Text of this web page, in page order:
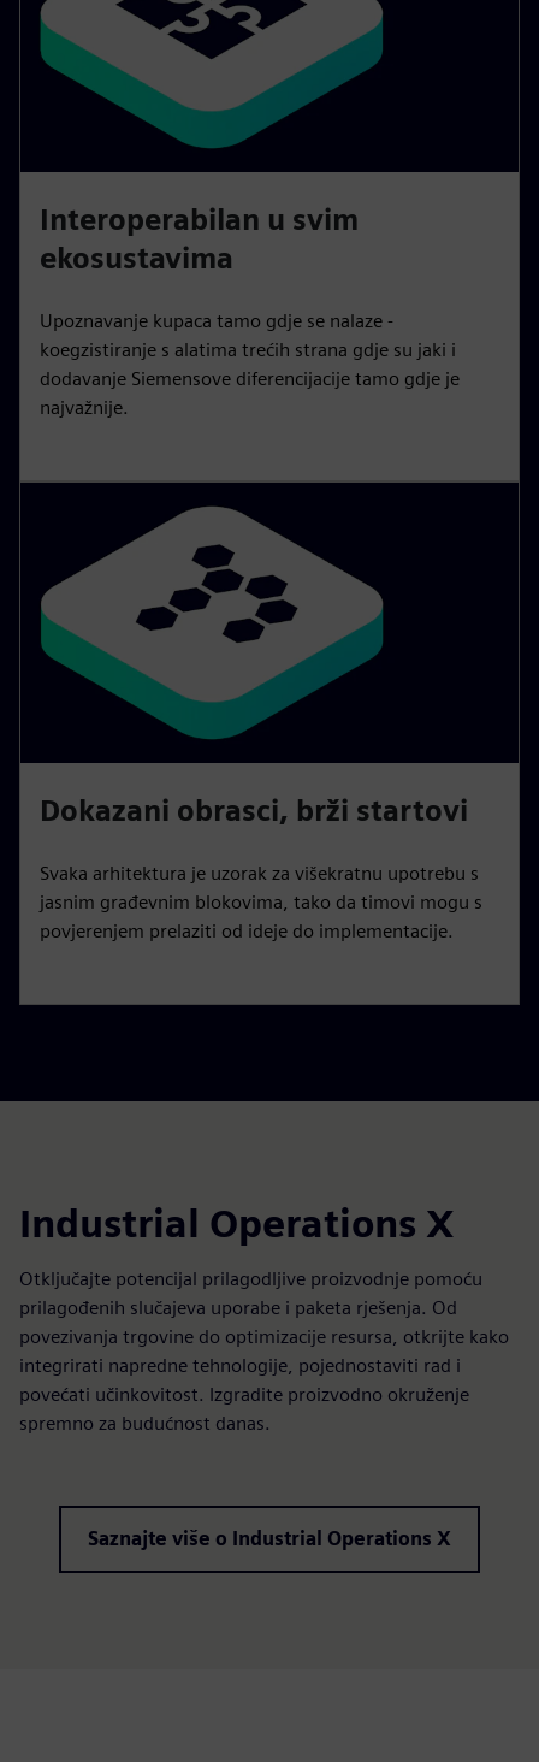
Interoperabilan u svim
ekosustavima
Upoznavanje kupaca tamo gdje se nalaze -
koegzistiranje s alatima trećih strana gdje su jaki i
dodavanje Siemensove diferencijacije tamo gdje je
najvažnije.
Dokazani obrasci, brži startovi
Svaka arhitektura je uzorak za višekratnu upotrebu s
jasnim građevnim blokovima, tako da timovi mogu s
povjerenjem prelaziti od ideje do implementacije.
Industrial Operations X
Otključajte potencijal prilagodljive proizvodnje pomoću
prilagođenih slučajeva uporabe i paketa rješenja. Od
povezivanja trgovine do optimizacije resursa, otkrijte kako
integrirati napredne tehnologije, pojednostaviti rad i
povećati učinkovitost. Izgradite proizvodno okruženje
spremno za budućnost danas.
Saznajte više o Industrial Operations X